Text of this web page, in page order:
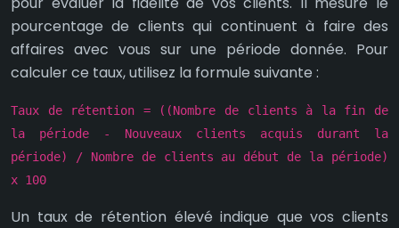
pourcentage de clients qui continuent à faire des
affaires avec vous sur une période donnée. Pour
calculer ce taux, utilisez la formule suivante :
Taux de rétention = ((Nombre de clients à la fin de
la période - Nouveaux clients acquis durant la
période) / Nombre de clients au début de la période)
x 100
Un taux de rétention élevé indique que vos clients